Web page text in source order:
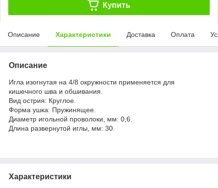
Купить
Описание Характеристики Доставка Оплата
Описание
Игла изогнутая на 4/8 окружности применяется для
кишечного шва и обшивания.
Вид острия: Круглое.
Форма ушка: Пружинящее.
Диаметр игольной проволоки, мм: 0,6.
Длина развернутой иглы, мм: 30.
Характеристики